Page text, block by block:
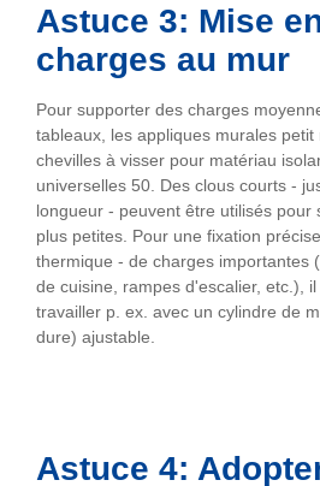
Astuce 3: Mise
charges au mur
Pour supporter des charges
tableaux, les appliques murales
chevilles à visser pour matériau
universelles 50. Des clous courts -
longueur - peuvent être utilisés pour
plus petites. Pour une fixation
thermique - de charges importantes
de cuisine, rampes d'escalier, etc.),
travailler p. ex. avec un cylindre de
dure) ajustable.
Astuce 4: